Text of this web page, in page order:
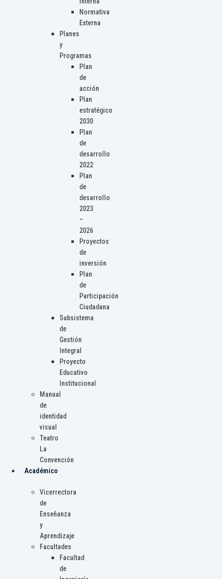
Normativa
Externa
Planes
y
Programas
Plan
de
acción
Plan
estratégico
2030
Plan
de
desarrollo
2022
Plan
de
desarrollo
2023
–
2026
Proyectos
de
inversión
Plan
de
Participación
Ciudadana
Subsistema
de
Gestión
Integral
Proyecto
Educativo
Institucional
Manual
de
identidad
visual
Teatro
La
Convención
Académico
Vicerrectora
de
Enseñanza
y
Aprendizaje
Facultades
Facultad
de